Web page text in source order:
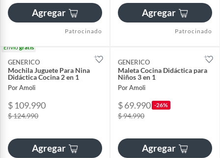
Agregar
Patrocinado
Agregar
Patrocinado
Envíogratis
GENERICO
Mochila Juguete Para Nina
Didáctica Cocina 2 en 1
Por Amoli
$ 109.990
$ 124.990
Agregar
GENERICO
Maleta Cocina Didáctica para
Niños 3 en 1
Por Amoli
$ 69.990 -26%
$ 94.990
Agregar